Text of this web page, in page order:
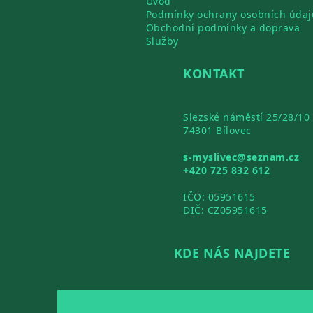
Podmínky ochrany osobních
Obchodní podmínky a doprava
Služby
KONTAKT
Slezské náměstí 25/28/10
74301 Bílovec
s-myslivec@seznam.cz
+420 725 832 612
IČO: 05951615
DIČ: CZ05951615
KDE NÁS NAJDETE